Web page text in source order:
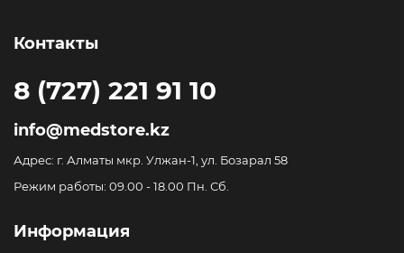
Контакты
8 (727) 221 91 10
info@medstore.kz
Адрес: г. Алматы мкр. Улжан-1, ул. Бозарал 58
Режим работы: 09.00 - 18.00 Пн. Сб.
Информация